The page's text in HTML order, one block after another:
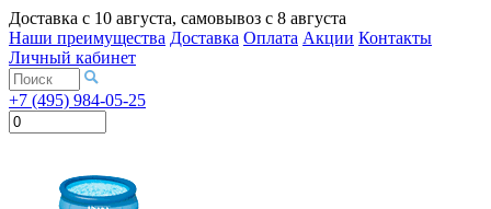
Доставка с 10 августа, самовывоз с 8 августа
Наши преимущества Доставка Оплата Акции Контакты
Личный кабинет
+7 (495) 984-05-25